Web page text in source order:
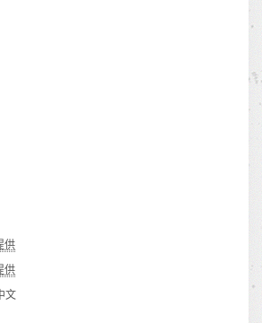
供
供
文